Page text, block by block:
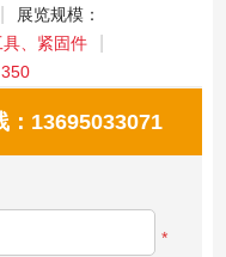
展览规模：
、紧固件
350
：13695033071
*